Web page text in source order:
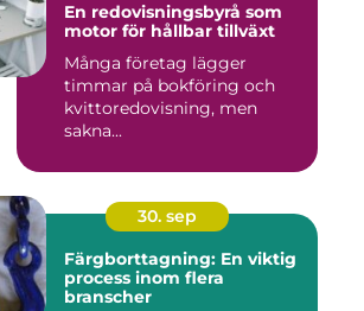
En redovisningsbyrå som
motor för hållbar tillväxt
Många företag lägger
timmar på bokföring och
kvittoredovisning, men
sakna...
30. sep
Färgborttagning: En viktig
process inom flera
branscher